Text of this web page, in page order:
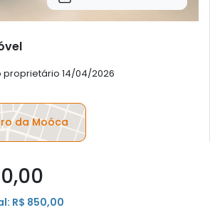
14/04/2026
da Moóca
R$ 850,00